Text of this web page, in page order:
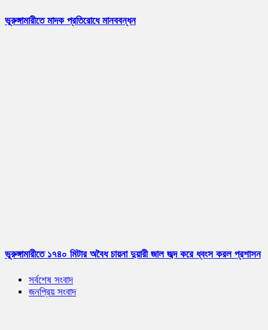
ভূরুঙ্গামারীতে মাদক প্রতিরোধে মানববন্ধন
ভূরুঙ্গামারীতে ১৭৪০ মিটার অবৈধ চায়না দুয়ারী জাল জব্দ করে ধ্বংস করল প্রশাসন
সর্বশেষ সংবাদ
জনপ্রিয় সংবাদ